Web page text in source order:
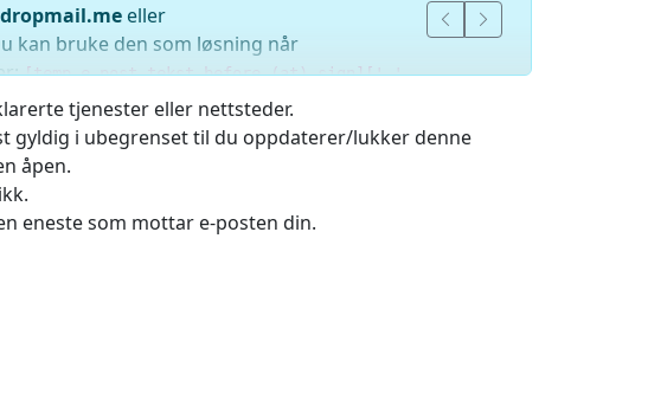
dropmail.me eller
kan bruke den som løsning når
[temp e-post tekst before (at) sign]['-'
.
.
også med videresending.
tjenester eller nettsteder.
gyldig i ubegrenset til du oppdaterer/lukker denne
åpen.
eneste som mottar e-posten din.